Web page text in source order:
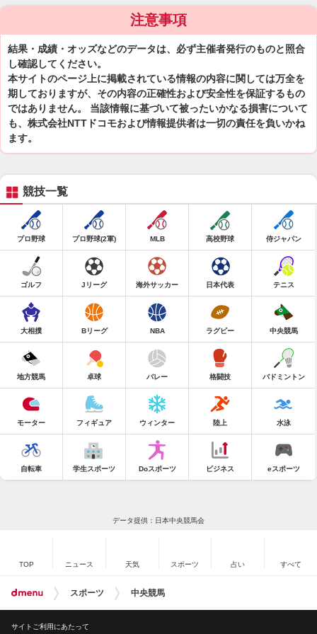
注意事項
結果・成績・オッズなどのデータは、必ず主催者発行のものと照合
し確認してください。
本サイトのページ上に掲載されている情報の内容に関しては万全を
期しておりますが、その内容の正確性および安全性を保証するもの
ではありません。 当該情報に基づいて被ったいかなる損害について
も、株式会社NTTドコモおよび情報提供者は一切の責任を負いかね
ます。
競技一覧
プロ野球 プロ野球(2軍) MLB 高校野球 侍ジャパン
ゴルフ Jリーグ 海外サッカー 日本代表 テニス
大相撲 Bリーグ NBA ラグビー 中央競馬
地方競馬 卓球 バレー 格闘技 バドミントン
モーター フィギュア ウィンター 陸上 水泳
自転車 学生スポーツ Doスポーツ ビジネス eスポーツ
データ提供：日本中央競馬会
TOP ニュース 天気 スポーツ 占い すべて
スポーツ 中央競馬
サイトご利用にあたって